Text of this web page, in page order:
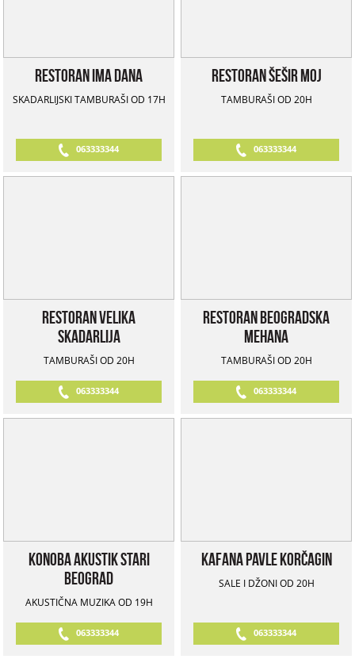
Restoran Ima Dana
SKADARLIJSKI TAMBURAŠI OD 17H
063333344
Restoran Šešir Moj
TAMBURAŠI OD 20H
063333344
Restoran Velika
Skadarlija
TAMBURAŠI OD 20H
063333344
Restoran Beogradska
Mehana
TAMBURAŠI OD 20H
063333344
Konoba Akustik Stari
Beograd
AKUSTIČNA MUZIKA OD 19H
063333344
Kafana Pavle Korčagin
SALE I DŽONI OD 20H
063333344